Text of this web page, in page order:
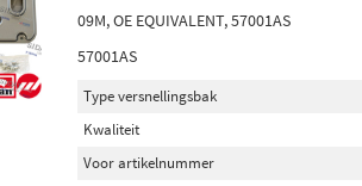
09M, OE EQUIVALENT, 57001AS
57001AS
Type versnellingsbak
Kwaliteit
Voor artikelnummer